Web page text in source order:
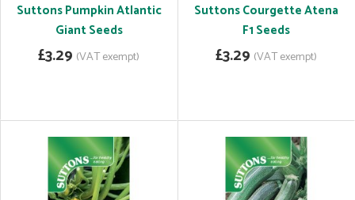
Suttons Pumpkin Atlantic
Giant Seeds
£3.29 (VAT exempt)
Suttons Courgette Atena
F1 Seeds
£3.29 (VAT exempt)